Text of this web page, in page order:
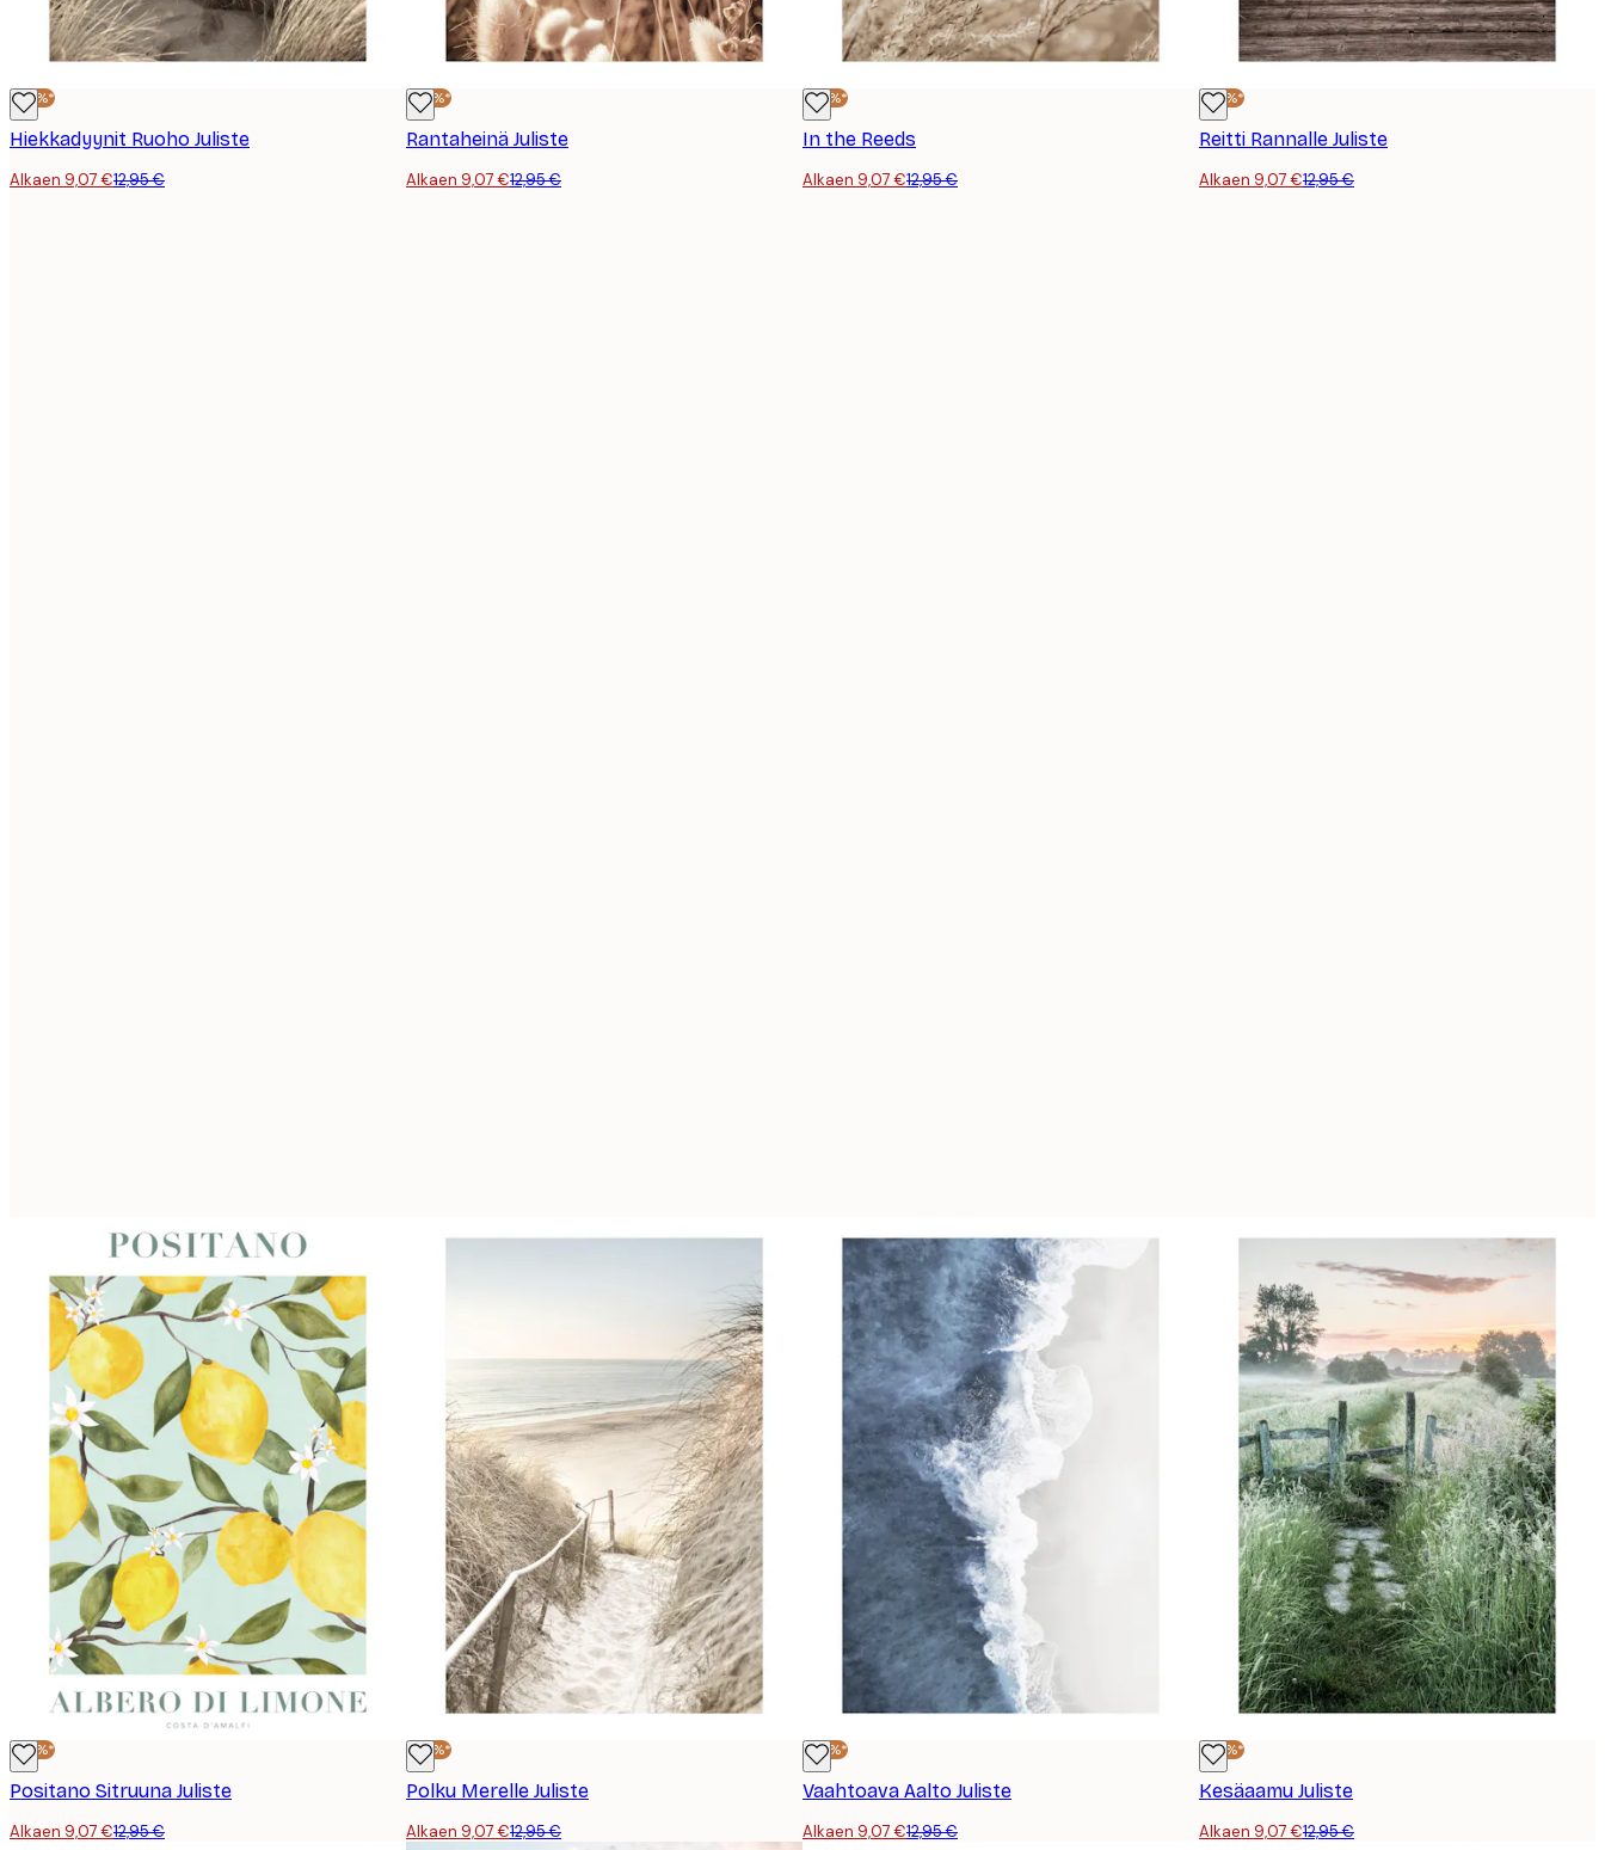
-30%*
Hiekkadyynit Ruoho Juliste
Alkaen 9,07 €12,95 €
-30%*
Rantaheinä Juliste
Alkaen 9,07 €12,95 €
-30%*
In the Reeds
Alkaen 9,07 €12,95 €
-30%*
Reitti Rannalle Juliste
Alkaen 9,07 €12,95 €
-30%*
Positano Sitruuna Juliste
Alkaen 9,07 €12,95 €
-30%*
Polku Merelle Juliste
Alkaen 9,07 €12,95 €
-30%*
Vaahtoava Aalto Juliste
Alkaen 9,07 €12,95 €
-30%*
Kesäaamu Juliste
Alkaen 9,07 €12,95 €